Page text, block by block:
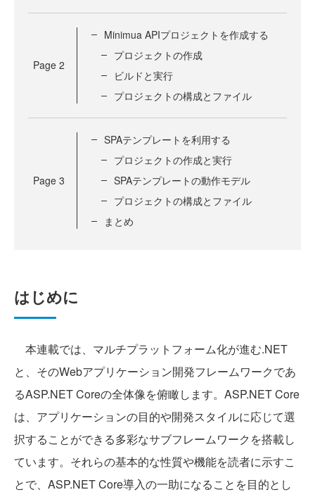
Page 2
Minimua APIプロジェクトを作成する
プロジェクトの作成
ビルドと実行
プロジェクトの構成とファイル
Page 3
SPAテンプレートを利用する
プロジェクトの作成と実行
SPAテンプレートの動作モデル
プロジェクトの構成とファイル
まとめ
はじめに
本連載では、マルチプラットフォーム化が進む.NET
と、そのWebアプリケーション開発フレームワークであ
るASP.NET Coreの全体像を俯瞰します。ASP.NET Core
は、アプリケーションの目的や開発スタイルに応じて選
択することができる多彩なサブフレームワークを搭載し
ています。それらの基本的な性質や機能を読者に示すこ
とで、ASP.NET Core導入の一助になることを目的とし